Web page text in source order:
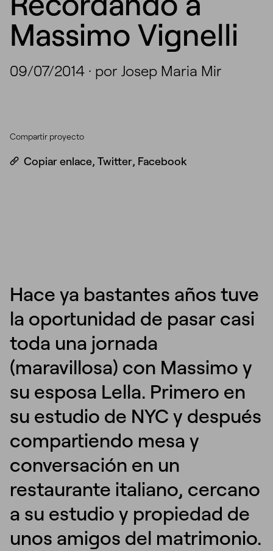
Massimo Vignelli
09/07/2014 · por Josep Maria Mir
Compartir proyecto
Copiar enlace, Twitter, Facebook
Hace ya bastantes años tuve
la oportunidad de pasar casi
toda una jornada
(maravillosa) con Massimo y
su esposa Lella. Primero en
su estudio de NYC y después
compartiendo mesa y
conversación en un
restaurante italiano, cercano
a su estudio y propiedad de
unos amigos del matrimonio.